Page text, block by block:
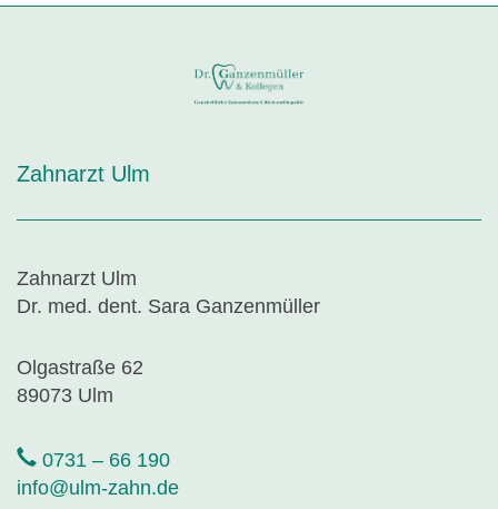
Zahnarzt Ulm
Zahnarzt Ulm
Dr. med. dent. Sara Ganzenmüller
Olgastraße 62
89073 Ulm
0731 – 66 190
info@ulm-zahn.de